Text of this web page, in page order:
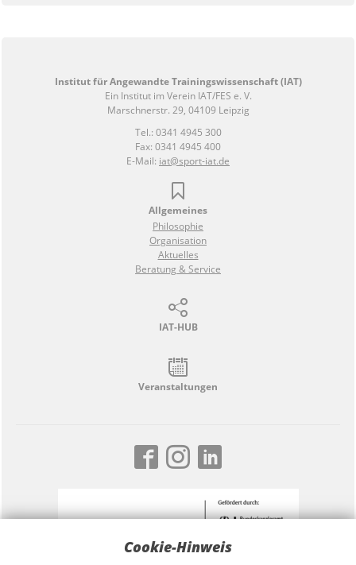
Institut für Angewandte Trainingswissenschaft (IAT)
Ein Institut im Verein IAT/FES e. V.
Marschnerstr. 29, 04109 Leipzig
Tel.: 0341 4945 300
Fax: 0341 4945 400
E-Mail: iat@sport-iat.de
Allgemeines
Philosophie
Organisation
Aktuelles
Beratung & Service
IAT-HUB
Veranstaltungen
Cookie-Hinweis